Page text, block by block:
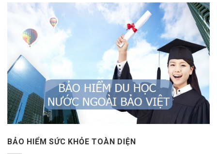
BẢO HIỂM SỨC KHỎE TOÀN DIỆN